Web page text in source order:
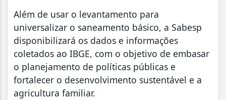
Além de usar o levantamento para
universalizar o saneamento básico, a Sabesp
disponibilizará os dados e informações
coletados ao IBGE, com o objetivo de embasar
o planejamento de políticas públicas e
fortalecer o desenvolvimento sustentável e a
agricultura familiar.